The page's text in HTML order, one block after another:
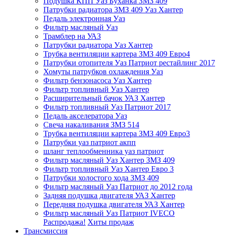
Патрубки радиатора ЗМЗ 409 Уаз Хантер
Педаль электронная Уаз
Фильтр масляный Уаз
Трамблер на УАЗ
Патрубки радиатора Уаз Хантер
Трубка вентиляции картера ЗМЗ 409 Евро4
Патрубки отопителя Уаз Патриот рестайлинг 2017
Хомуты патрубков охлаждения Уаз
Фильтр бензонасоса Уаз Хантер
Фильтр топливный Уаз Хантер
Расширительный бачок УАЗ Хантер
Фильтр топливный Уаз Патриот 2017
Педаль акселератора Уаз
Свеча накаливания ЗМЗ 514
Трубка вентиляции картера ЗМЗ 409 Евро3
Патрубки уаз патриот акпп
шланг теплообменника уаз патриот
Фильтр масляный Уаз Хантер ЗМЗ 409
Фильтр топливный Уаз Хантер Евро 3
Патрубки холостого хода ЗМЗ 409
Фильтр масляный Уаз Патриот до 2012 года
Задняя подушка двигателя УАЗ Хантер
Передняя подушка двигателя УАЗ Хантер
Фильтр масляный Уаз Патриот IVECO
Распродажа! Хиты продаж
Трансмиссия